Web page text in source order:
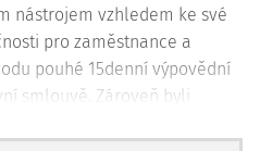
nástrojem vzhledem ke své
pro zaměstnance a
pouhé 15denní výpovědní
smlouvě. Zároveň byli